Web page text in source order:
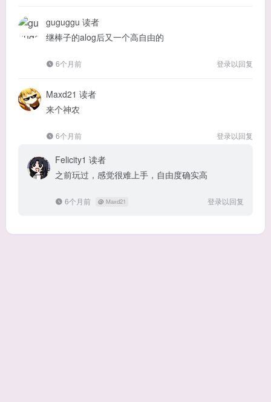
guguggu 读者
继棒子的alog后又一个高自由的
6个月前 登录以回复
Maxd21 读者
来个神农
6个月前 登录以回复
Felicity1 读者
之前玩过，感觉很难上手，自由度确实高
6个月前 @ Maxd21 登录以回复